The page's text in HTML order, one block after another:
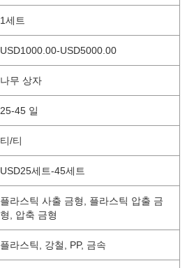
1세트
USD1000.00-USD5000.00
나무 상자
25-45 일
티/티
USD25세트-45세트
플라스틱 사출 금형, 플라스틱 압출 금
형, 압축 금형
플라스틱, 강철, PP, 금속